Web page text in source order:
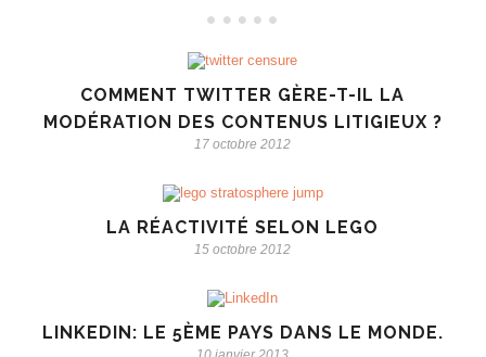
COMMENT TWITTER GÈRE-T-IL LA
MODÉRATION DES CONTENUS LITIGIEUX ?
17 octobre 2012
LA RÉACTIVITÉ SELON LEGO
15 octobre 2012
LINKEDIN: LE 5ÈME PAYS DANS LE MONDE.